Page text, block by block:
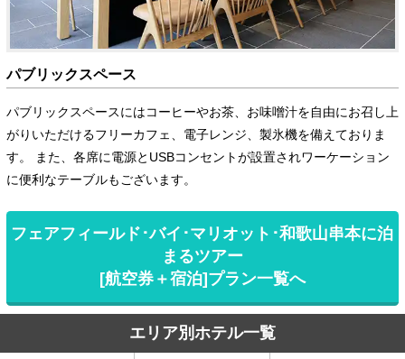
パブリックスペース
パブリックスペースにはコーヒーやお茶、お味噌汁を自由にお召し上
がりいただけるフリーカフェ、電子レンジ、製氷機を備えておりま
す。 また、各席に電源とUSBコンセントが設置されワーケーション
に便利なテーブルもございます。
フェアフィールド･バイ･マリオット･和歌山串本に泊
まるツアー
[航空券＋宿泊]プラン一覧へ
エリア別ホテル一覧